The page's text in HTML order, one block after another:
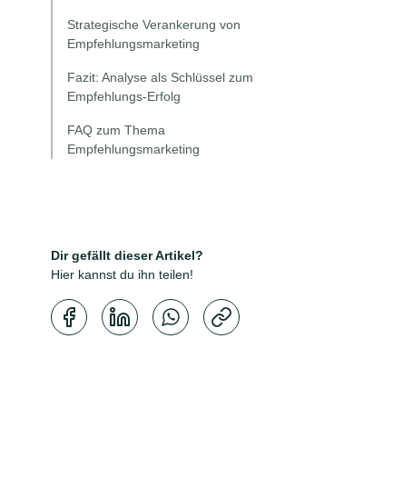
Strategische Verankerung von
Empfehlungsmarketing
Fazit: Analyse als Schlüssel zum
Empfehlungs-Erfolg
FAQ zum Thema
Empfehlungsmarketing
Dir gefällt dieser Artikel?
Hier kannst du ihn teilen!